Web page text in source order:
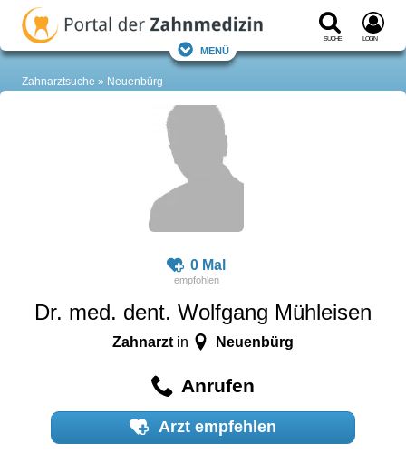
Suche Login
Menü
Zahnarztsuche Neuenbürg
0 Mal
Dr. med. dent. Wolfgang Mühleisen
Zahnarzt in Neuenbürg
Anrufen
Arzt empfehlen